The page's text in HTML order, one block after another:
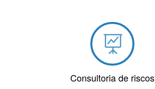
Consultoria de riscos